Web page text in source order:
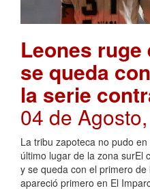
Leones ruge
se queda
la serie
04 de
La tribu zapoteca no pudo
último lugar de la zona surEl
y se queda con el primero
apareció primero en El